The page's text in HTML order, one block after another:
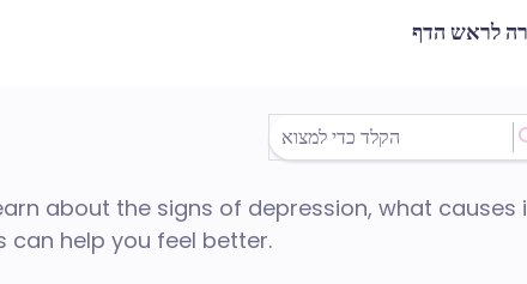
לראש הדף
about the signs of depression, what causes
can help you feel better.